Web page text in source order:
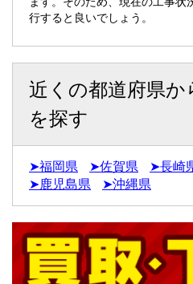
行すると良いでしょう。
近くの都道府県か
を探す
➤福岡県 ➤佐賀県 ➤長崎
➤鹿児島県
➤沖縄県